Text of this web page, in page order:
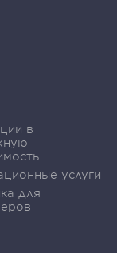
в
услуги
для